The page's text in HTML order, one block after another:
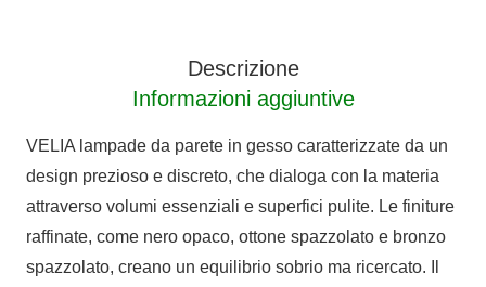
Descrizione
Informazioni aggiuntive
VELIA lampade da parete in gesso caratterizzate da un
design prezioso e discreto, che dialoga con la materia
attraverso volumi essenziali e superfici pulite. Le finiture
raffinate, come nero opaco, ottone spazzolato e bronzo
spazzolato, creano un equilibrio sobrio ma ricercato. Il